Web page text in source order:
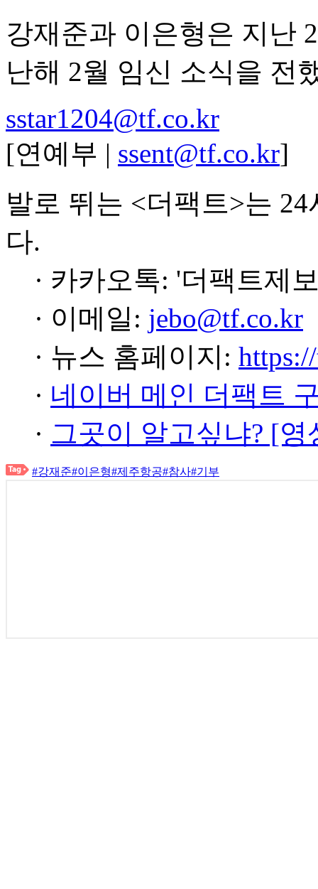
강재준과 이은형은 지난
난해 2월 임신 소식을 전
sstar1204@tf.co.kr
[연예부 | ssent@tf.co.kr]
발로 뛰는 <더팩트>는
다.
· 카카오톡: '더팩트제
· 이메일: jebo@tf.co.kr
· 뉴스 홈페이지:
· 네이버 메인 더팩트
· 그곳이 알고싶냐? [
#강재준#이은형#제주항공#참사#기부